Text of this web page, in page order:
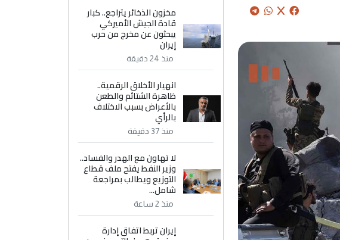
مخزون الذخائر يتراجع.. كبار
قادة الجيش الأميركي
يبحثون عن مخرج من حرب
إيران
منذ 24 دقيقة
انهيار الأخلاق الرقمية..
ظاهرة الشتائم والطعن
بالأعراض بسبب الاختلاف
بالرأي
منذ 37 دقيقة
لا تهاون مع الهدر والفساد..
وزير النفط يفتح ملف قطاع
التوزيع ويطالب بمراجعة
شامل...
منذ 2 ساعة
إيران تربط اتفاق إدارة